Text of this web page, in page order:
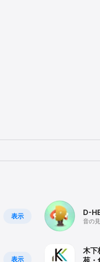
表示
表示
D-
音の
木下